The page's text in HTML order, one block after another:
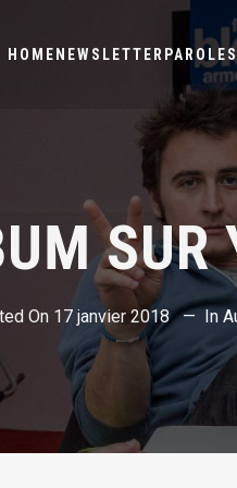
HOME NEWSLETTER PAROLES
SUR
On 17 janvier 2018 In